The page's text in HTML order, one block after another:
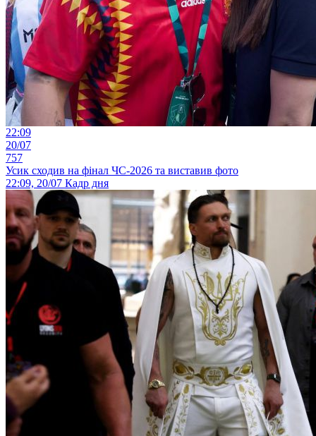
22:09
20/07
757
Усик сходив на фінал ЧС-2026 та виставив фото
22:09, 20/07 Кадр дня